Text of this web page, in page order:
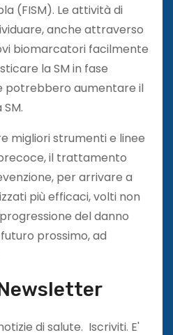
(FISM). Le attività di
anche attraverso
biomarcatori facilmente
la SM in fase
potrebbero aumentare il
migliori strumenti e linee
il trattamento
per arrivare a
più efficaci, volti non
del danno
prossimo, ad
di salute. Iscriviti. E'